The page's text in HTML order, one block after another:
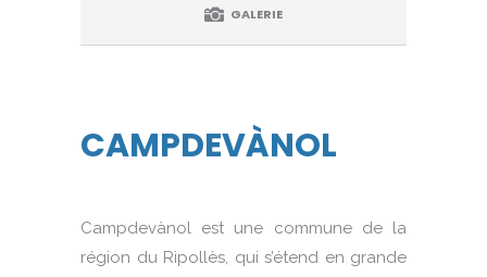
GALERIE
CAMPDEVÀNOL
Campdevànol est une commune de la
région du Ripollès, qui s’étend en grande